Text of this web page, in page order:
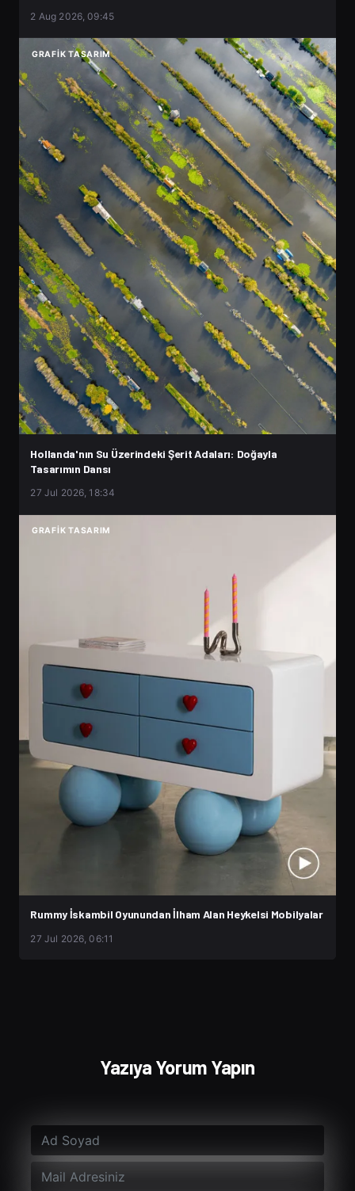
2 Aug 2026, 09:45
GRAFIK TASARIM
Hollanda'nın Su Üzerindeki Şerit Adaları: Doğayla
Tasarımın Dansı
27 Jul 2026, 18:34
GRAFIK TASARIM
Rummy İskambil Oyunundan İlham Alan Heykelsi Mobilyalar
27 Jul 2026, 06:11
Yazıya Yorum Yapın